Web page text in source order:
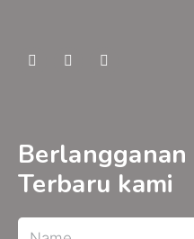
F
a
k
-
f
Y
o
I
n
a
m
Terbaru kami
Name